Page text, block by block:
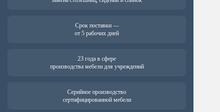
Срок поставки —
от 5 рабочих дней
23 года в сфере
производства мебели для учреждений
Серийное производство
сертифицированной мебели